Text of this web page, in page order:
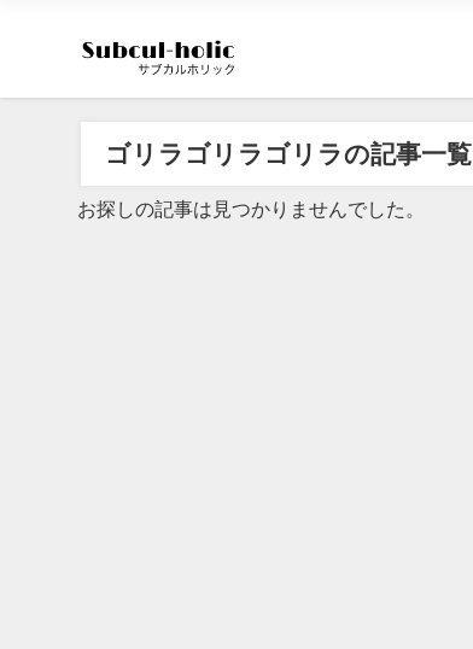
ゴリラゴリラゴリラの記事一覧
お探しの記事は見つかりませんでした。